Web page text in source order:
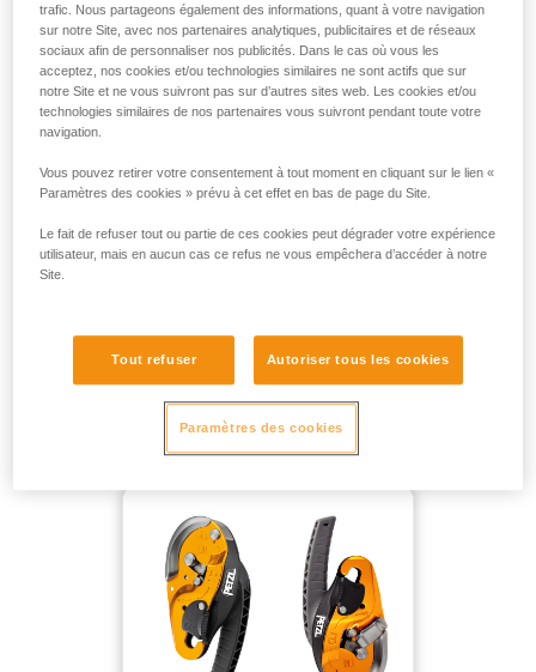
Dans les situations les plus critiques, il est nécessaire
d’utiliser conjointement ces trois techniques.
POUR UNE MASSE JUSQU’À 250 KG EN PLEIN VIDE SANS
trafic. Nous partageons également des informations, quant à votre navigation
sur notre Site, avec nos partenaires analytiques, publicitaires et de réseaux
sociaux afin de personnaliser nos publicités. Dans le cas où vous les
acceptez, nos cookies et/ou technologies similaires ne sont actifs que sur
notre Site et ne vous suivront pas sur d’autres sites web. Les cookies et/ou
technologies similaires de nos partenaires vous suivront pendant toute votre
navigation.
Vous pouvez retirer votre consentement à tout moment en cliquant sur le lien «
Paramètres des cookies » prévu à cet effet en bas de page du Site.
Le fait de refuser tout ou partie de ces cookies peut dégrader votre expérience
utilisateur, mais en aucun cas ce refus ne vous empêchera d’accéder à notre
Site.
Tout refuser Autoriser tous les cookies
Paramètres des cookies